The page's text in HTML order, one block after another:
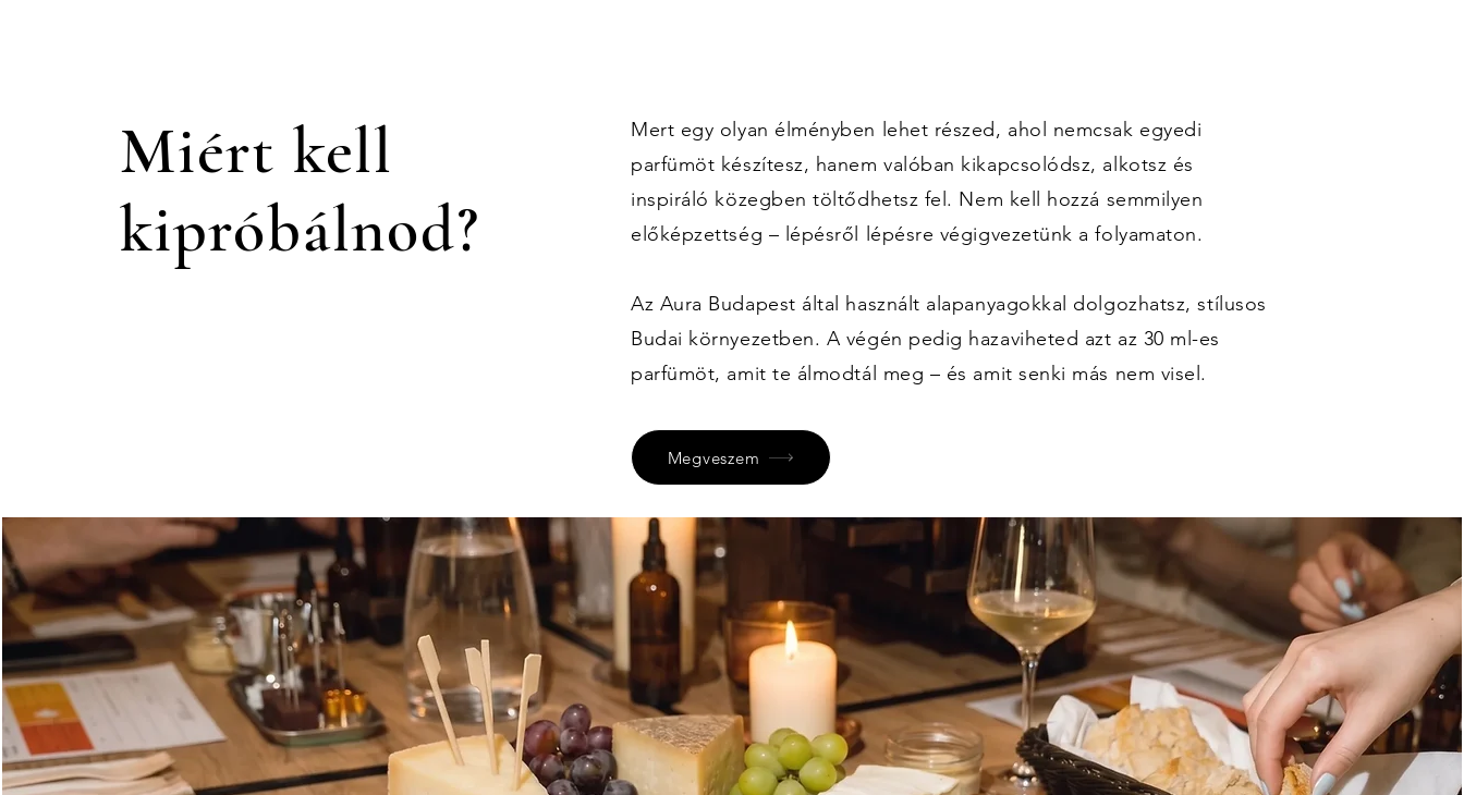
Miért kell
kipróbálnod?
Mert egy olyan élményben lehet részed, ahol nemcsak egyedi
parfümöt készítesz, hanem valóban kikapcsolódsz, alkotsz és
inspiráló közegben töltődhetsz fel. Nem kell hozzá semmilyen
előképzettség – lépésről lépésre végigvezetünk a folyamaton.
Az Aura Budapest által használt alapanyagokkal dolgozhatsz, stílusos
Budai környezetben. A végén pedig hazaviheted azt az 30 ml-es
parfümöt, amit te álmodtál meg – és amit senki más nem visel.
Megveszem